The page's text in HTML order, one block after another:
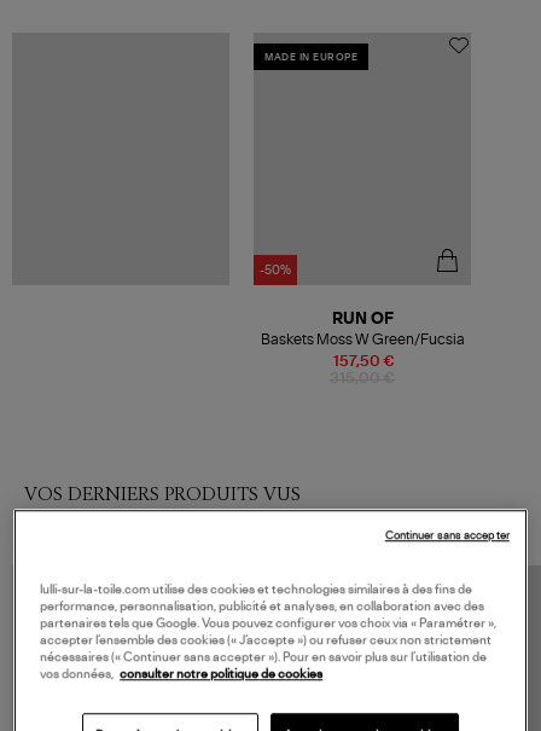
MADE IN EUROPE
-50%
157,50 €
RUN OF
Baskets Moss W Green/Fucsia
VOS DERNIERS PRODUITS VUS
lulli-sur-la-toile.com utilise des cookies et technologies similaires à des fins de
performance, personnalisation, publicité et analyses, en collaboration avec des
partenaires tels que Google. Vous pouvez configurer vos choix via « Paramétrer »,
accepter l’ensemble des cookies (« J’accepte ») ou refuser ceux non strictement
nécessaires (« Continuer sans accepter »). Pour en savoir plus sur l’utilisation de
vos données, consulter notre politique de cookies
Continuer sans accepter